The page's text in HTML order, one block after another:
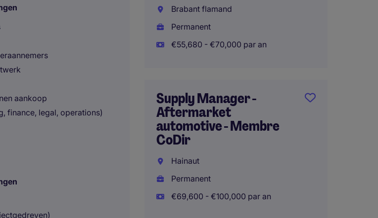
aankoop
finance, legal, operations)
Brabant flamand
Permanent
€55,680 - €70,000 par an
Supply Manager -
Aftermarket
automotive - Membre
CoDir
Hainaut
Permanent
€69,600 - €100,000 par an